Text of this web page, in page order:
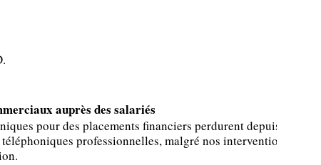
auprès des salariés
pour des placements financiers perdurent depuis des
professionnelles, malgré nos interventions